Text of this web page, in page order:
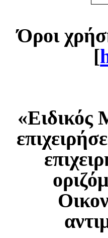
Όροι
[
«Ειδικός